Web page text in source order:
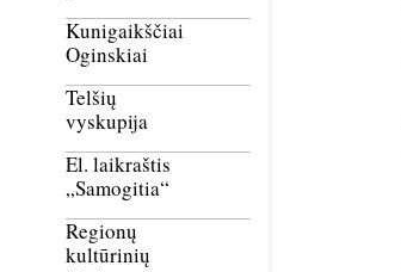
Kunigaikščiai
Oginskiai
Telšių
vyskupija
El. laikraštis
„Samogitia“
Regionų
kultūrinių